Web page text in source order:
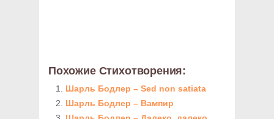
Похожие Стихотворения:
Шарль Бодлер – Sed non satiata
Шарль Бодлер – Вампир